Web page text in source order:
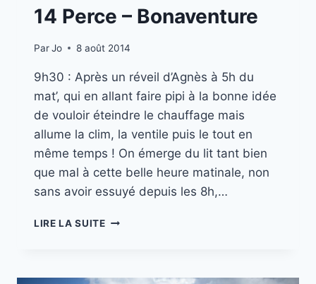
14 Perce – Bonaventure
ParJo 8 août 2014
9h30 : Après un réveil d’Agnès à 5h du
mat’, qui en allant faire pipi à la bonne idée
de vouloir éteindre le chauffage mais
allume la clim, la ventile puis le tout en
même temps ! On émerge du lit tant bien
que mal à cette belle heure matinale, non
sans avoir essuyé depuis les 8h,…
LIRE LA SUITEMISSION
14